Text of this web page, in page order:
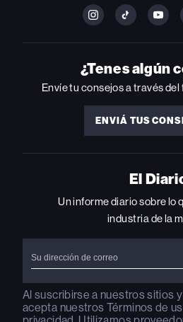
FOLLOW
ON
INSTAGRAM
FOLLOW
ON
YOUTUBE
ON
¿Tenes algún
Envíe tu consejos a través
ENVIÁ TUS
ENVIÁ
CONSEJOS
El
Un informe diario sobre lo
industria de la
Al suscribirse a nuestros sitios
acepta nuestros Términos de